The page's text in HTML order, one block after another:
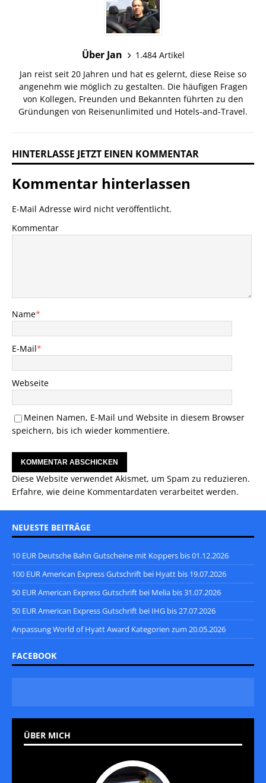
Über Jan
1.484 Artikel
Jan reist seit 20 Jahren und hat es gelernt, diese Reise so
angenehm wie möglich zu gestalten. Die häufigen Fragen
von Kollegen, Freunden und Bekannten führten zu den
Gründungen von Reisenunlimited und Hotels-and-Travel.
HINTERLASSE JETZT EINEN KOMMENTAR
Kommentar hinterlassen
E-Mail Adresse wird nicht veröffentlicht.
Kommentar
Name*
E-Mail*
Webseite
Meinen Namen, E-Mail und Website in diesem Browser
speichern, bis ich wieder kommentiere.
Diese Website verwendet Akismet, um Spam zu reduzieren.
Erfahre, wie deine Kommentardaten verarbeitet werden.
NEUESTE BEITRÄGE
10 EUR Deutsche Bahn Gutscheine mit Koppers bis 01.12.2026
100 EUR American Express Gutschrift bei Hyatt bis 19.07.2026
50 EUR American Express Gutschrift bei Melia bis 31.07.2026
50 EUR American Express Gutschrift bei IHG bis 27.07.2026
Anpassung World of Hyatt Award Kategorien zum 20.05.2026
FACEBOOK
ÜBER MICH